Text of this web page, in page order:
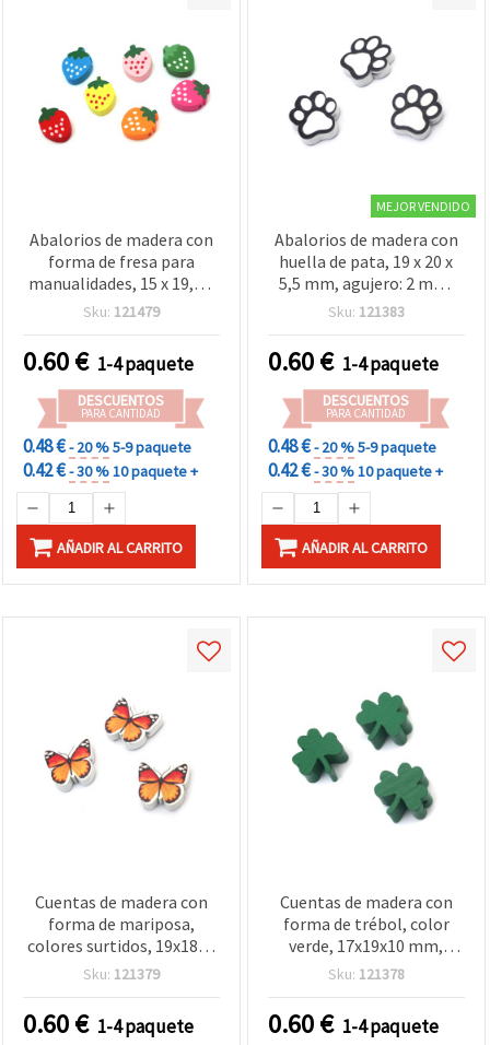
Abalorios de madera con
forma de fresa para
manualidades, 15 x 19,5 x
6 mm, orificio 2 mm,
Sku: 121479
0.60€ 1-4 paquete
DESCUENTOS
PARA CANTIDAD
0.48 €- 20 %5-9 paquete
0.42 €- 30 %10 paquete +
AÑADIR AL CARRITO
MEJOR VENDIDO
Abalorios de madera con
huella de pata, 19 x 20 x
5,5 mm, agujero: 2 mm,
blanco y negro - 5 piezas
Sku: 121383
0.60€ 1-4 paquete
DESCUENTOS
PARA CANTIDAD
0.48 €- 20 %5-9 paquete
0.42 €- 30 %10 paquete +
AÑADIR AL CARRITO
Cuentas de madera con
forma de mariposa,
colores surtidos, 19x18x6
mm, agujero 2 mm – Pack
decoración y
manualidades
Sku: 121379
0.60€ 1-4 paquete
Cuentas de madera con
forma de trébol, color
verde, 17x19x10 mm,
agujero 2,5 mm - 5 uds
Sku: 121378
0.60€ 1-4 paquete